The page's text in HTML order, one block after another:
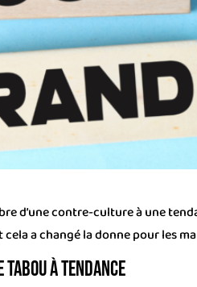
d’une contre-culture à une
a changé la donne pour les
tabou à tendance